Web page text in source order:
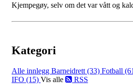
Kjempegøy, selv om det var vått og
Kategori
Alle innlegg Barneidrett (33) Fotball
IFO (15) Vis alle RSS